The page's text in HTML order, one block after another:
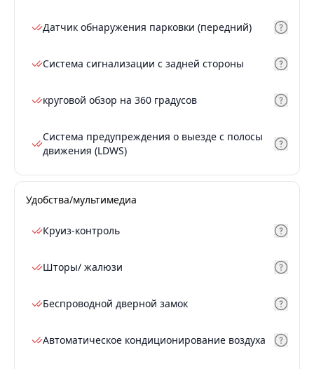
Датчик обнаружения парковки (передний)
Система сигнализации с задней стороны
круговой обзор на 360 градусов
Система предупреждения о выезде с полосы
движения (LDWS)
Удобства/мультимедиа
Круиз-контроль
Шторы/ жалюзи
Беспроводной дверной замок
Автоматическое кондиционирование воздуха